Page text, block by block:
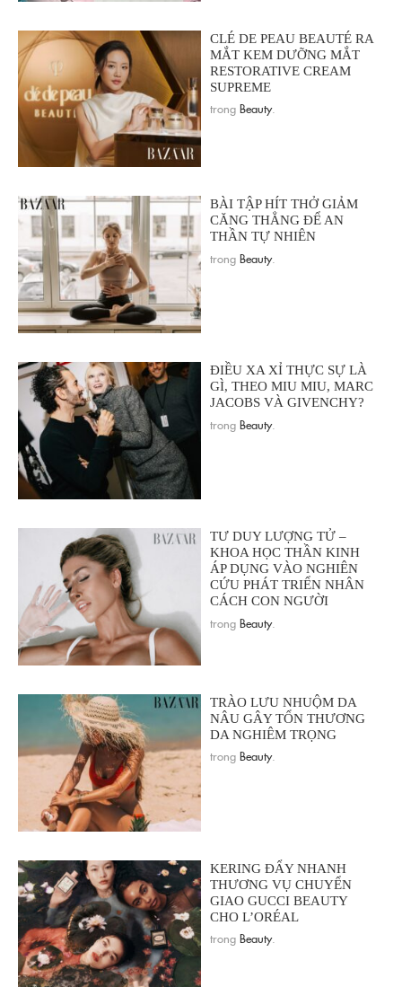
CLÉ DE PEAU BEAUTÉ RA
MẮT KEM DƯỠNG MẮT
RESTORATIVE CREAM
SUPREME
trong Beauty.
BÀI TẬP HÍT THỞ GIẢM
CĂNG THẲNG ĐỂ AN
THẦN TỰ NHIÊN
trong Beauty.
ĐIỀU XA XỈ THỰC SỰ LÀ
GÌ, THEO MIU MIU, MARC
JACOBS VÀ GIVENCHY?
trong Beauty.
TƯ DUY LƯỢNG TỬ –
KHOA HỌC THẦN KINH
ÁP DỤNG VÀO NGHIÊN
CỨU PHÁT TRIỂN NHÂN
CÁCH CON NGƯỜI
trong Beauty.
TRÀO LƯU NHUỘM DA
NÂU GÂY TỔN THƯƠNG
DA NGHIÊM TRỌNG
trong Beauty.
KERING ĐẨY NHANH
THƯƠNG VỤ CHUYỂN
GIAO GUCCI BEAUTY
CHO L’ORÉAL
trong Beauty.